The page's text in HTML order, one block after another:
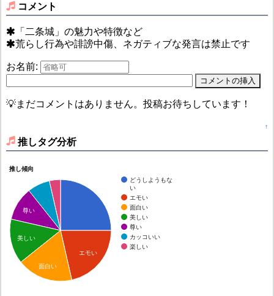
コメント
「二条城」の魅力や特徴など
荒らし行為や誹謗中傷、ネガティブな発言は禁止です
お名前:
💡まだコメントはありません。投稿お待ちしています！
↑
推しタグ分析
推し傾向
どうしようもな
い
エモい
面白い
美しい
尊い
カッコいい
楽しい
エモい
尊い
美しい
面白い